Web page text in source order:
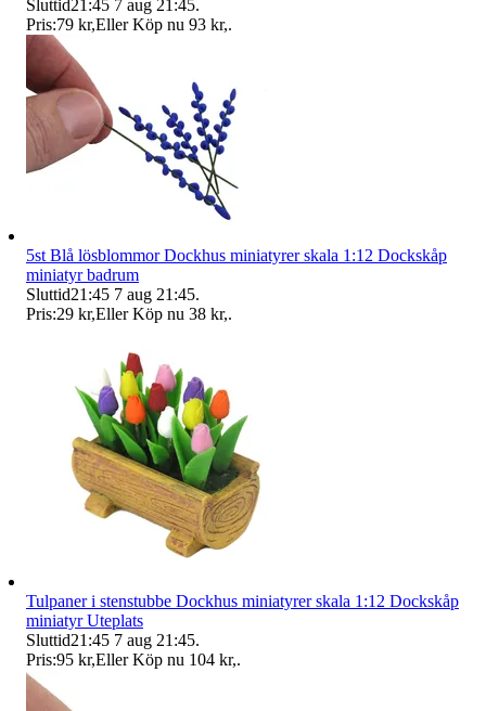
Sluttid21:45 7 aug 21:45.
Pris:79 kr,Eller Köp nu 93 kr,.
5st Blå lösblommor Dockhus miniatyrer skala 1:12 Dockskåp
miniatyr badrum
Sluttid21:45 7 aug 21:45.
Pris:29 kr,Eller Köp nu 38 kr,.
Tulpaner i stenstubbe Dockhus miniatyrer skala 1:12 Dockskåp
miniatyr Uteplats
Sluttid21:45 7 aug 21:45.
Pris:95 kr,Eller Köp nu 104 kr,.